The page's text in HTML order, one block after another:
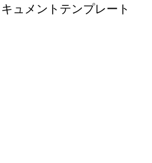
ュメントテンプレート